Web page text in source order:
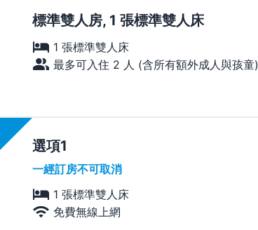
標準雙人房, 1 張標準雙人床
1 張標準雙人床
最多可入住 2 人 (含所有額外成人與孩童)
選項
一經訂房不可取消
1 張標準雙人床
免費無線上網